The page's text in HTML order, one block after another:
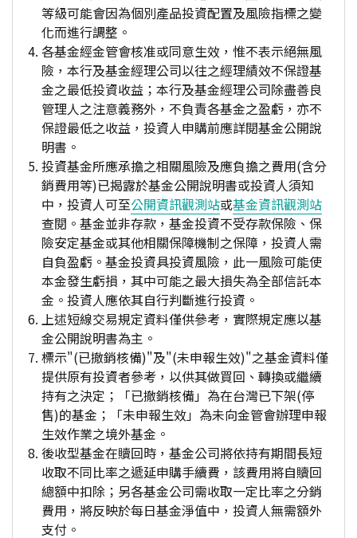
等級可能會因為個別產品投資配置及風險指標之變
化而進行調整。
各基金經金管會核准或同意生效，惟不表示絕無風
險，本行及基金經理公司以往之經理績效不保證基
金之最低投資收益；本行及基金經理公司除盡善良
管理人之注意義務外，不負責各基金之盈虧，亦不
保證最低之收益，投資人申購前應詳閱基金公開說
明書。
投資基金所應承擔之相關風險及應負擔之費用(含分
銷費用等)已揭露於基金公開說明書或投資人須知
中，投資人可至公開資訊觀測站或基金資訊觀測站
查閱。基金並非存款，基金投資不受存款保險、保
險安定基金或其他相關保障機制之保障，投資人需
自負盈虧。基金投資具投資風險，此一風險可能使
本金發生虧損，其中可能之最大損失為全部信託本
金。投資人應依其自行判斷進行投資。
上述短線交易規定資料僅供參考，實際規定應以基
金公開說明書為主。
標示"(已撤銷核備)"及"(未申報生效)"之基金資料僅
提供原有投資者參考，以供其做買回、轉換或繼續
持有之決定；「已撤銷核備」為在台灣已下架(停
售)的基金；「未申報生效」為未向金管會辦理申報
生效作業之境外基金。
後收型基金在贖回時，基金公司將依持有期間長短
收取不同比率之遞延申購手續費，該費用將自贖回
總額中扣除；另各基金公司需收取一定比率之分銷
費用，將反映於每日基金淨值中，投資人無需額外
支付。